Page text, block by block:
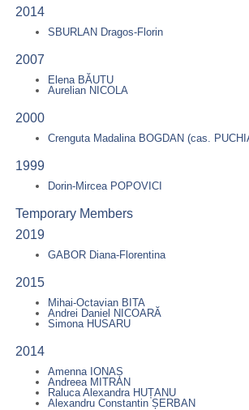
2014
SBURLAN Dragos-Florin
2007
Elena BĂUTU
Aurelian NICOLA
2000
Crenguta Madalina BOGDAN (cas.
1999
Dorin-Mircea POPOVICI
Temporary Members
2019
GABOR Diana-Florentina
2015
Mihai-Octavian BITA
Andrei Daniel NICOARĂ
Simona HUSARU
2014
Amenna IONAȘ
Andreea MITRAN
Raluca Alexandra HUȚANU
Alexandru Constantin ȘERBAN